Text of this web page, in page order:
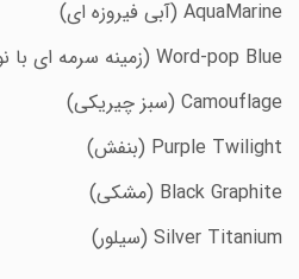
AquaMarine(آبی فیروزه ای)
Word-pop Blue(زمینه سرمه ای
Camouflage(سبز چیریکی)
Twilight
Purple (بنفش)
Graphite
Black (مشکی)
Titanium
Silver(سیلور)